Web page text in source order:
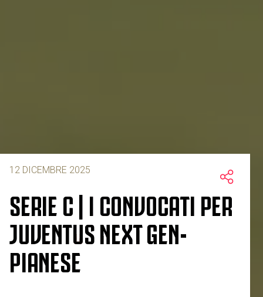
12 DICEMBRE 2025
SERIE C | I CONVOCATI PER
JUVENTUS NEXT GEN-
PIANESE